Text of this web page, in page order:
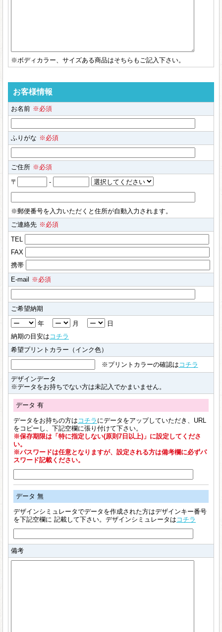
※ボディカラー、サイズある商品はそちらもご記入下さい。
お客様情報
お名前 ※必須
ふりがな ※必須
ご住所 ※必須
〒
-
※郵便番号を入力いただくと住所が自動入力されます。
ご連絡先 ※必須
TEL
FAX
携帯
E-mail
※必須
ご希望納期
年
月
日
納期の目安は コチラ
希望プリントカラー（インク色）
※プリントカラーの確認は コチラ
デザインデータ
※データをお持ちでない方は未記入でかまいません。
データ 有
データをお持ちの方は コチラ にデータをアップしていただき、URL
をコピーし、下記空欄に張り付けて下さい。
※保存期限は「特に指定しない(原則7日以上)」に設定してくださ
い。
※パスワードは任意となりますが、設定される方は備考欄に必ずパ
スワード記載ください。
データ 無
デザインシミュレータでデータを作成された方はデザインキー番号
を下記空欄に 記載して下さい。デザインシミュレータは コチラ
備考